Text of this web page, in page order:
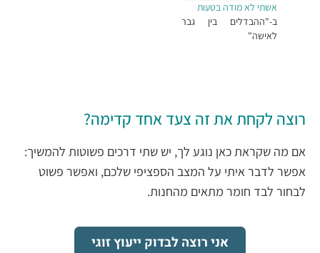
אשתי לא מודה בטעות
ב-"ההבדלים בין גבר
לאישה"
רוצה לקחת את זה צעד אחד קדימה?
אם מה שקראת כאן נוגע לך, יש שתי דרכים פשוטות להמשיך:
אפשר לדבר איתי על המצב הספציפי שלכם, ואפשר פשוט
לבחור לבד חומר מתאים מהחנות.
אני רוצה לבדוק ייעוץ זוגי